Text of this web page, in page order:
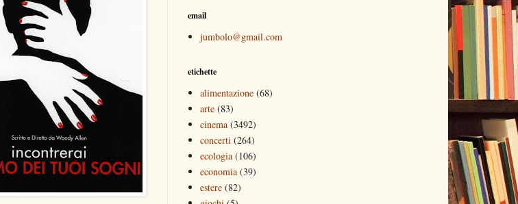
email
jumbolo@gmail.com
etichette
alimentazione (68)
arte (83)
cinema (3492)
concerti (264)
ecologia (106)
economia (39)
estere (82)